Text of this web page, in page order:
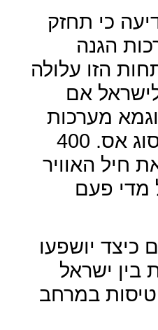
כי תחזק
הגנה
הזו עלולה
אם
מערכות
הגנה אווירית מסוג אס. 400
חיל האוויר
מדי פעם
כיצד יושפעו
בין ישראל
במרחב